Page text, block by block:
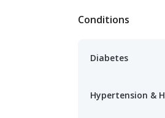
Conditions
Diabetes
Hypertension &